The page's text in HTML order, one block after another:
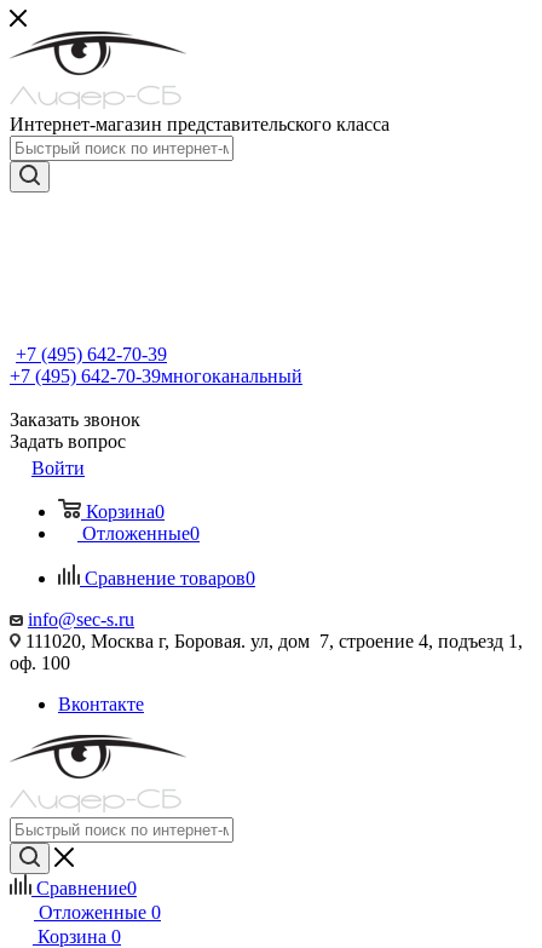
Интернет-магазин представительского класса
+7 (495) 642-70-39
+7 (495) 642-70-39многоканальный
Заказать звонок
Задать вопрос
Войти
Корзина0
Отложенные0
Сравнение товаров0
info@sec-s.ru
111020, Москва г, Боровая. ул, дом 7, строение 4, подъезд 1,
оф. 100
Вконтакте
Сравнение0
Отложенные 0
Корзина 0